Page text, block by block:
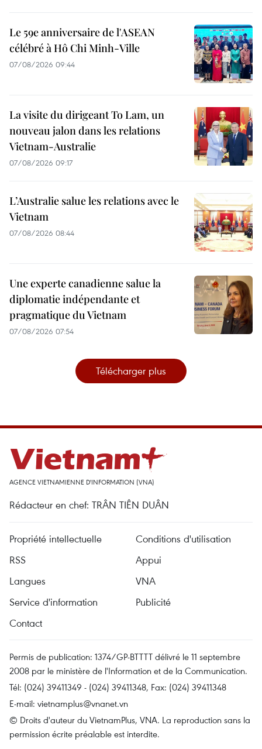
Le 59e anniversaire de l'ASEAN
célébré à Hô Chi Minh-Ville
07/08/2026 09:44
La visite du dirigeant To Lam, un
nouveau jalon dans les relations
Vietnam-Australie
07/08/2026 09:17
L’Australie salue les relations avec le
Vietnam
07/08/2026 08:44
Une experte canadienne salue la
diplomatie indépendante et
pragmatique du Vietnam
07/08/2026 07:54
Télécharger plus
AGENCE VIETNAMIENNE D'INFORMATION (VNA)
Rédacteur en chef: TRÂN TIÊN DUÂN
Propriété intellectuelle
Conditions d'utilisation
RSS
Appui
Langues
VNA
Service d'information
Publicité
Contact
Permis de publication: 1374/GP-BTTTT délivré le 11 septembre
2008 par le ministère de l'Information et de la Communication.
Tél: (024) 39411349 - (024) 39411348, Fax: (024) 39411348
E-mail: vietnamplus@vnanet.vn
© Droits d'auteur du VietnamPlus, VNA. La reproduction sans la
permission écrite préalable est interdite.